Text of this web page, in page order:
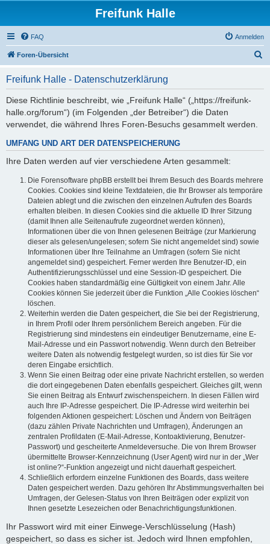
Freifunk Halle
FAQ Anmelden
Foren-Übersicht
Freifunk Halle - Datenschutzerklärung
Diese Richtlinie beschreibt, wie „Freifunk Halle“ („https://freifunk-
halle.org/forum“) (im Folgenden „der Betreiber“) die Daten
verwendet, die während Ihres Foren-Besuchs gesammelt werden.
UMFANG UND ART DER DATENSPEICHERUNG
Ihre Daten werden auf vier verschiedene Arten gesammelt:
Die Forensoftware phpBB erstellt bei Ihrem Besuch des Boards mehrere
Cookies. Cookies sind kleine Textdateien, die Ihr Browser als temporäre
Dateien ablegt und die zwischen den einzelnen Aufrufen des Boards
erhalten bleiben. In diesen Cookies sind die aktuelle ID Ihrer Sitzung
(damit Ihnen alle Seitenaufrufe zugeordnet werden können),
Informationen über die von Ihnen gelesenen Beiträge (zur Markierung
dieser als gelesen/ungelesen; sofern Sie nicht angemeldet sind) sowie
Informationen über Ihre Teilnahme an Umfragen (sofern Sie nicht
angemeldet sind) gespeichert. Ferner werden Ihre Benutzer-ID, ein
Authentifizierungsschlüssel und eine Session-ID gespeichert. Die
Cookies haben standardmäßig eine Gültigkeit von einem Jahr. Alle
Cookies können Sie jederzeit über die Funktion „Alle Cookies löschen“
löschen.
Weiterhin werden die Daten gespeichert, die Sie bei der Registrierung,
in Ihrem Profil oder Ihrem persönlichem Bereich angeben. Für die
Registrierung sind mindestens ein eindeutiger Benutzername, eine E-
Mail-Adresse und ein Passwort notwendig. Wenn durch den Betreiber
weitere Daten als notwendig festgelegt wurden, so ist dies für Sie vor
deren Eingabe ersichtlich.
Wenn Sie einen Beitrag oder eine private Nachricht erstellen, so werden
die dort eingegebenen Daten ebenfalls gespeichert. Gleiches gilt, wenn
Sie einen Beitrag als Entwurf zwischenspeichern. In diesen Fällen wird
auch Ihre IP-Adresse gespeichert. Die IP-Adresse wird weiterhin bei
folgenden Aktionen gespeichert: Löschen und Ändern von Beiträgen
(dazu zählen Private Nachrichten und Umfragen), Änderungen an
zentralen Profildaten (E-Mail-Adresse, Kontoaktivierung, Benutzer-
Passwort) und gescheiterte Anmeldeversuche. Die von Ihrem Browser
übermittelte Browser-Kennzeichnung (User Agent) wird nur in der „Wer
ist online?“-Funktion angezeigt und nicht dauerhaft gespeichert.
Schließlich erfordern einzelne Funktionen des Boards, dass weitere
Daten gespeichert werden. Dazu gehören Ihr Abstimmungsverhalten bei
Umfragen, der Gelesen-Status von Ihren Beiträgen oder explizit von
Ihnen gesetzte Lesezeichen oder Benachrichtigungsfunktionen.
Ihr Passwort wird mit einer Einwege-Verschlüsselung (Hash)
gespeichert, so dass es sicher ist. Jedoch wird Ihnen empfohlen,